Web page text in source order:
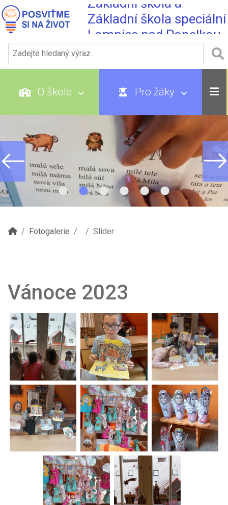
Základní škola a
Základní škola speciální
Lomnice nad Popelkou
O škole Pro žáky
Fotogalerie Slider
Vánoce 2023